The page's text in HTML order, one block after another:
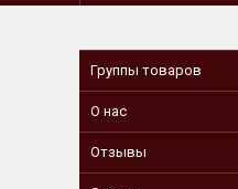
Группы товаров
О нас
Отзывы